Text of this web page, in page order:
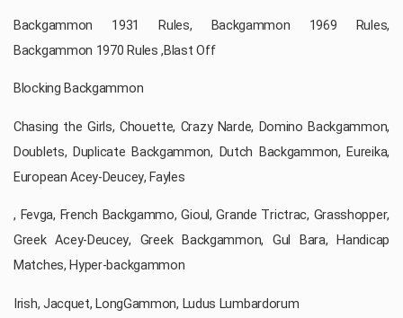
Backgammon 1931 Rules, Backgammon 1969 Rules,
Backgammon 1970 Rules ,Blast Off
Blocking Backgammon
Chasing the Girls, Chouette, Crazy Narde, Domino Backgammon,
Doublets, Duplicate Backgammon, Dutch Backgammon, Eureika,
European Acey-Deucey, Fayles
, Fevga, French Backgammo, Gioul, Grande Trictrac, Grasshopper,
Greek Acey-Deucey, Greek Backgammon, Gul Bara, Handicap
Matches, Hyper-backgammon
Irish, Jacquet, LongGammon, Ludus Lumbardorum